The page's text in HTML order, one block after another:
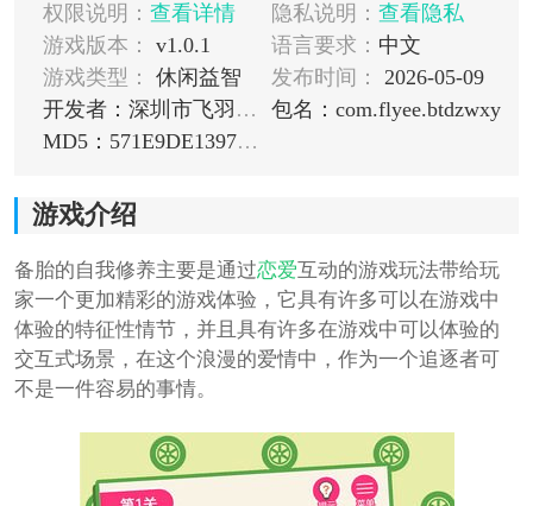
权限说明： 查看详情 隐私说明： 查看隐私
游戏版本：
v1.0.1 语言要求： 中文
游戏类型：
休闲益智 发布时间：
2026-05-09
开发者：深圳市飞羽互娱科技有限公司
包名：com.flyee.btdzwxy
MD5：571E9DE1397ADF3071CC70A5559F2F15
游戏介绍
备胎的自我修养主要是通过恋爱互动的游戏玩法带给玩
家一个更加精彩的游戏体验，它具有许多可以在游戏中
体验的特征性情节，并且具有许多在游戏中可以体验的
交互式场景，在这个浪漫的爱情中，作为一个追逐者可
不是一件容易的事情。